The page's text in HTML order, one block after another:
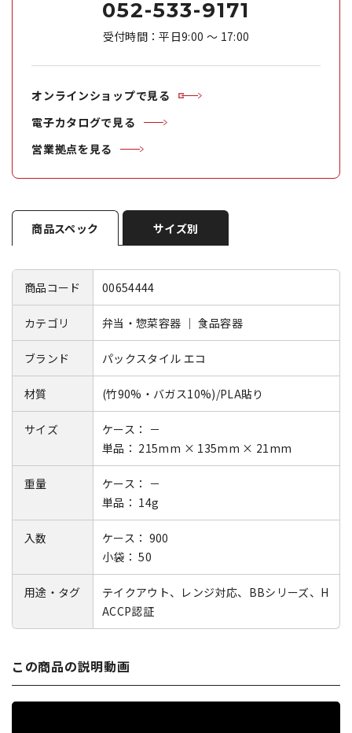
052-533-9171
受付時間：平日9:00 ～ 17:00
オンラインショップで見る
電子カタログで見る
営業拠点を見る
商品スペック サイズ別
商品コード 00654444
カテゴリ 弁当・惣菜容器 ｜ 食品容器
ブランド パックスタイル エコ
材質 (竹90%・バガス10%)/PLA貼り
サイズ
ケース： －
単品： 215mm × 135mm × 21mm
重量
ケース： －
単品： 14g
入数
ケース： 900
小袋： 50
用途・タグ
テイクアウト、レンジ対応、BBシリーズ、H
ACCP認証
この商品の説明動画